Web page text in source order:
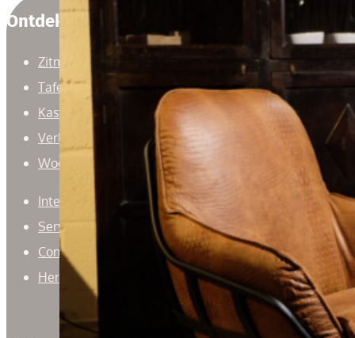
Ontdek
Zitmeubelen
Tafels
Kasten
Verlichting
Woonaccessoires
Interieuradvies
Service
Contact
Herroepingsrecht